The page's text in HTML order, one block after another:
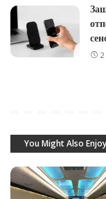
You Might Also Enjoy